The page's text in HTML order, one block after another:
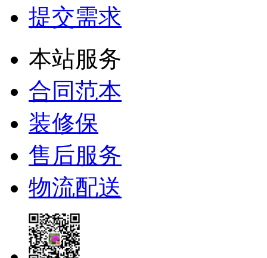
提交需求
本站服务
合同范本
装修保
售后服务
物流配送